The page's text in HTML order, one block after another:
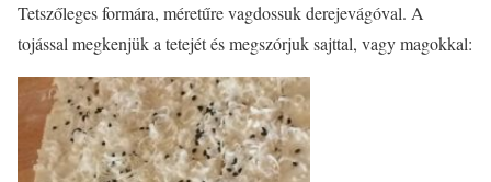
Tetszőleges formára, méretűre vagdossuk derejevágóval. A
tojással megkenjük a tetejét és megszórjuk sajttal, vagy magokkal: